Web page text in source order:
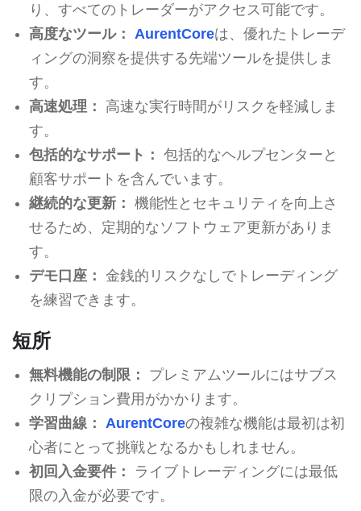
り、すべてのトレーダーがアクセス可能です。
高度なツール：
AurentCoreは、優れたトレーデ
ィングの洞察を提供する先端ツールを提供しま
す。
高速処理：
高速な実行時間がリスクを軽減しま
す。
包括的なサポート： 包括的なヘルプセンターと
顧客サポートを含んでいます。
継続的な更新： 機能性とセキュリティを向上さ
せるため、定期的なソフトウェア更新がありま
す。
デモ口座： 金銭的リスクなしでトレーディング
を練習できます。
短所
無料機能の制限：
プレミアムツールにはサブス
クリプション費用がかかります。
学習曲線：
AurentCoreの複雑な機能は最初は初
心者にとって挑戦となるかもしれません。
初回入金要件：
ライブトレーディングには最低
限の入金が必要です。